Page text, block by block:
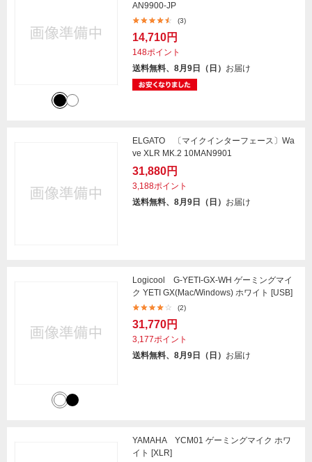
AN9900-JP
(3)
14,710円
148ポイント
送料無料、8月9日（日） お届け
ELGATO 〔マイクインターフェース〕Wa
ve XLR MK.2 10MAN9901
31,880円
3,188ポイント
送料無料、8月9日（日） お届け
Logicool G-YETI-GX-WH ゲーミングマイ
ク YETI GX(Mac/Windows) ホワイト [USB]
(2)
31,770円
3,177ポイント
送料無料、8月9日（日） お届け
YAMAHA YCM01 ゲーミングマイク ホワ
イト [XLR]